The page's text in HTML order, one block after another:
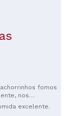
fomos
nos
para
A
excelente.